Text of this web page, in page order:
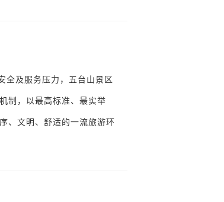
全及服务压力，五台山景区
制，以最高标准、最实举
、文明、舒适的一流旅游环